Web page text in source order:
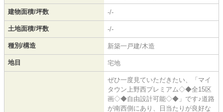
建物面積/坪数 -/-
土地面積/坪数 -/-
種別/構造 新築一戸建/木造
地目 宅地
ぜひ一度見ていただきたい、「マイ
タウン上野西プレミアム◇◆全15区
画◇◆自由設計可能◇◆」です♪道路
が南西側にあり、日当たりが良好な